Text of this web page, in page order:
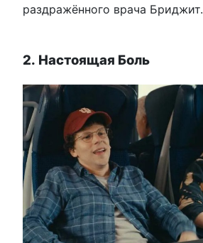
раздражённого врача Бриджит.
2. Настоящая Боль